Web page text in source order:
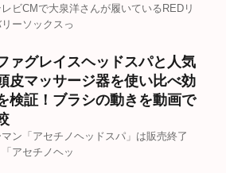
レビCMで大泉洋さんが履いているREDリ
リーソックスっ
ァグレイスヘッドスパと人気
皮マッサージ器を使い比べ効
検証！ブラシの動きを動画で
マン「アセチノヘッドスパ」は販売終了
「アセチノヘッ